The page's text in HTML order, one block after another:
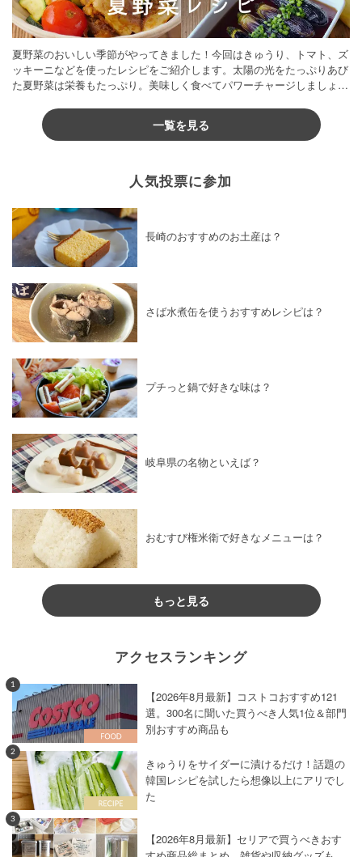
夏野菜のおいしい季節がやってきました！今回はきゅうり、トマト、ズ
ッキーニなどを使ったレシピをご紹介します。太陽の光をたっぷりあび
た夏野菜は栄養もたっぷり。美味しく食べてパワーチャージしましょう
一覧を見る
人気投票に参加
長崎のおすすめのお土産は？
さば水煮缶を使うおすすめレシピは？
プチっと鍋で好きな味は？
岐阜県の名物といえば？
おむすび権米衛で好きなメニューは？
もっと見る
アクセスランキング
1
【2026年8月最新】コストコおすすめ121
選。300名に聞いた買うべき人気1位＆部門
別おすすめ商品も
2
きゅうりをサイダーに漬けるだけ！話題の
韓国レシピを試したら想像以上にアリでし
た
3
【2026年8月最新】セリアで買うべきおす